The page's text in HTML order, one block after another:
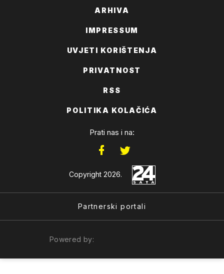
ARHIVA
IMPRESSUM
UVJETI KORIŠTENJA
PRIVATNOST
RSS
POLITIKA KOLAČIĆA
Prati nas i na:
Copyright 2026.
Partnerski portali
Powered by: